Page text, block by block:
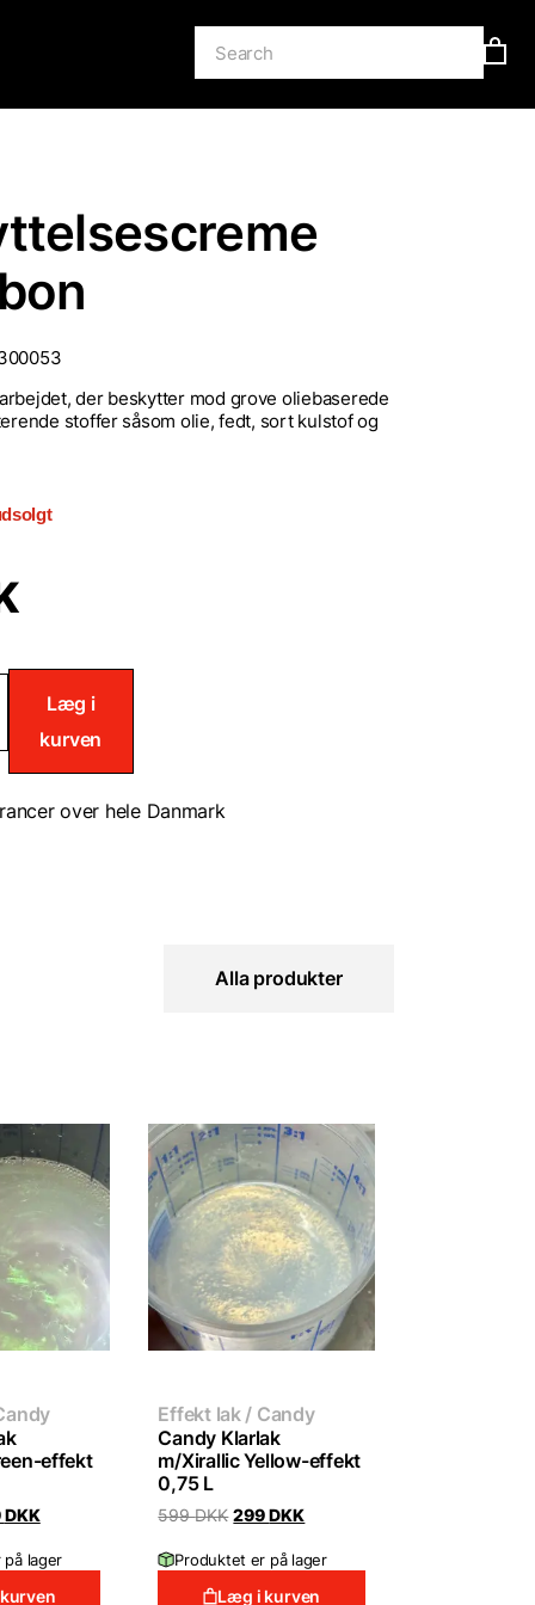
der beskytter mod grove oliebaserede
stoffer såsom olie, fedt, sort kulstof og
Læg i
kurven
over hele Danmark
Alla produkter
effekt
DKKCurrent
299 DKK.
lager
Effekt lak / Candy
Candy Klarlak
m/Xirallic Yellow-effekt
0,75 L
599DKK Original
599 DKK.
299DKKCurrent
299 DKK.
Produktet er på lager
Læg i kurven